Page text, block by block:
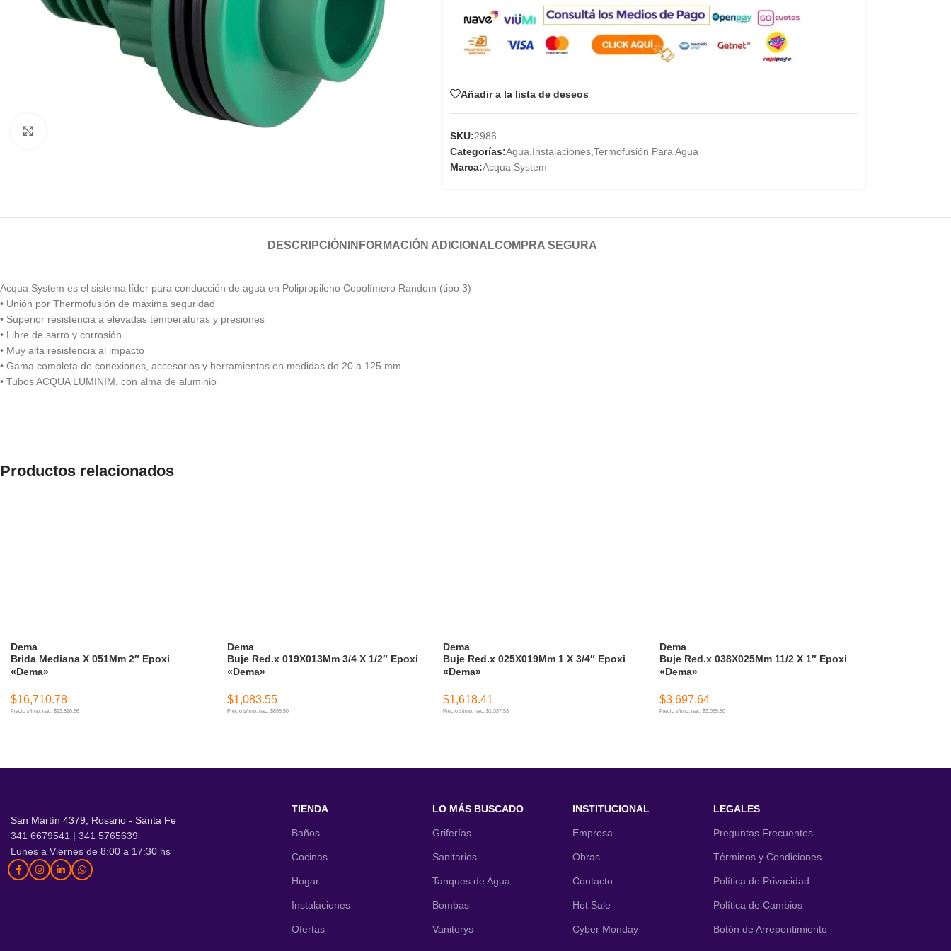
Añadir a la lista de deseos
SKU:2986
Categorías:Agua Instalaciones, Termofusión Para Agua
Marca:Acqua System
DESCRIPCIÓN INFORMACIÓN ADICIONALCOMPRA SEGURA
Acqua System es el sistema líder para conducción de agua en Polipropileno Copolímero Random (tipo 3)
• Unión por Thermofusión de máxima seguridad
• Superior resistencia a elevadas temperaturas y presiones
• Libre de sarro y corrosión
• Muy alta resistencia al impacto
• Gama completa de conexiones, accesorios y herramientas en medidas de 20 a 125 mm
• Tubos ACQUA LUMINIM, con alma de aluminio
Productos relacionados
Brida Mediana X 051Mm 2″ Epoxi
«Dema»
Dema
$16,710.78
Precio s/imp. nac. $13.810,56
Buje Red.x 019X013Mm 3/4 X 1/2″ Epoxi
«Dema»
Dema
$1,083.55
Precio s/imp. nac. $895,50
Buje Red.x 025X019Mm 1 X 3/4″ Epoxi
«Dema»
Dema
$1,618.41
Precio s/imp. nac. $1.337,53
Buje Red.x 038X025Mm 11/2 X 1″ Epoxi
«Dema»
Dema
$3,697.64
Precio s/imp. nac. $3.055,90
San Martín 4379, Rosario - Santa Fe
341 6679541 | 341 5765639
Lunes a Viernes de 8:00 a 17:30 hs
TIENDA
Baños
Cocinas
Hogar
Instalaciones
Ofertas
LO MÁS BUSCADO
Griferías
Sanitarios
Tanques de Agua
Bombas
Vanitorys
INSTITUCIONAL
Empresa
Obras
Contacto
Hot Sale
Cyber Monday
LEGALES
Preguntas Frecuentes
Términos y Condiciones
Política de Privacidad
Política de Cambios
Botón de Arrepentimiento